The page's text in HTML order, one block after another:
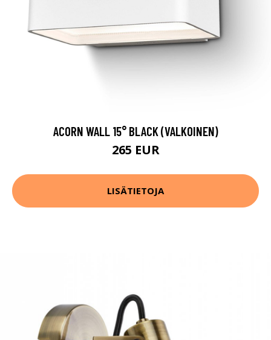
ACORN WALL 15° BLACK (VALKOINEN)
265 EUR
LISÄTIETOJA